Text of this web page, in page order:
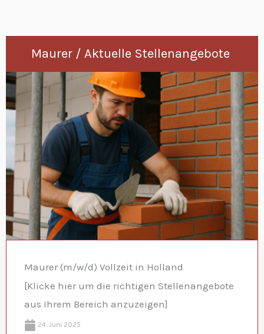
Maurer / Aktuelle Stellenangebote
Maurer (m/w/d) Vollzeit in Holland
[Klicke hier um die richtigen Stellenangebote
aus Ihrem Bereich anzuzeigen]
24. Juni 2025